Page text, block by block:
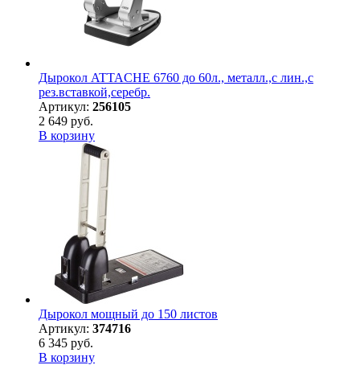
Дырокол ATTACHE 6760 до 60л., металл.,с лин.,с
рез.вставкой,серебр.
Артикул: 256105
2 649 руб.
В корзину
Дырокол мощный до 150 листов
Артикул: 374716
6 345 руб.
В корзину